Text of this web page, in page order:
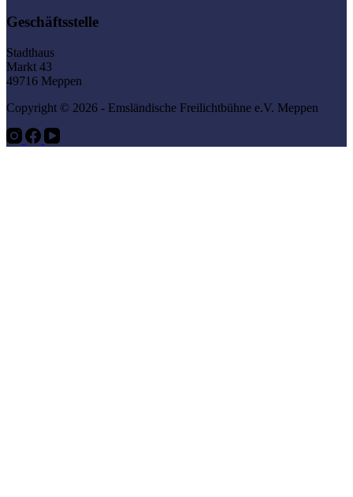
Geschäftsstelle
Stadthaus
Markt 43
49716 Meppen
Copyright © 2026 - Emsländische Freilichtbühne e.V. Meppen